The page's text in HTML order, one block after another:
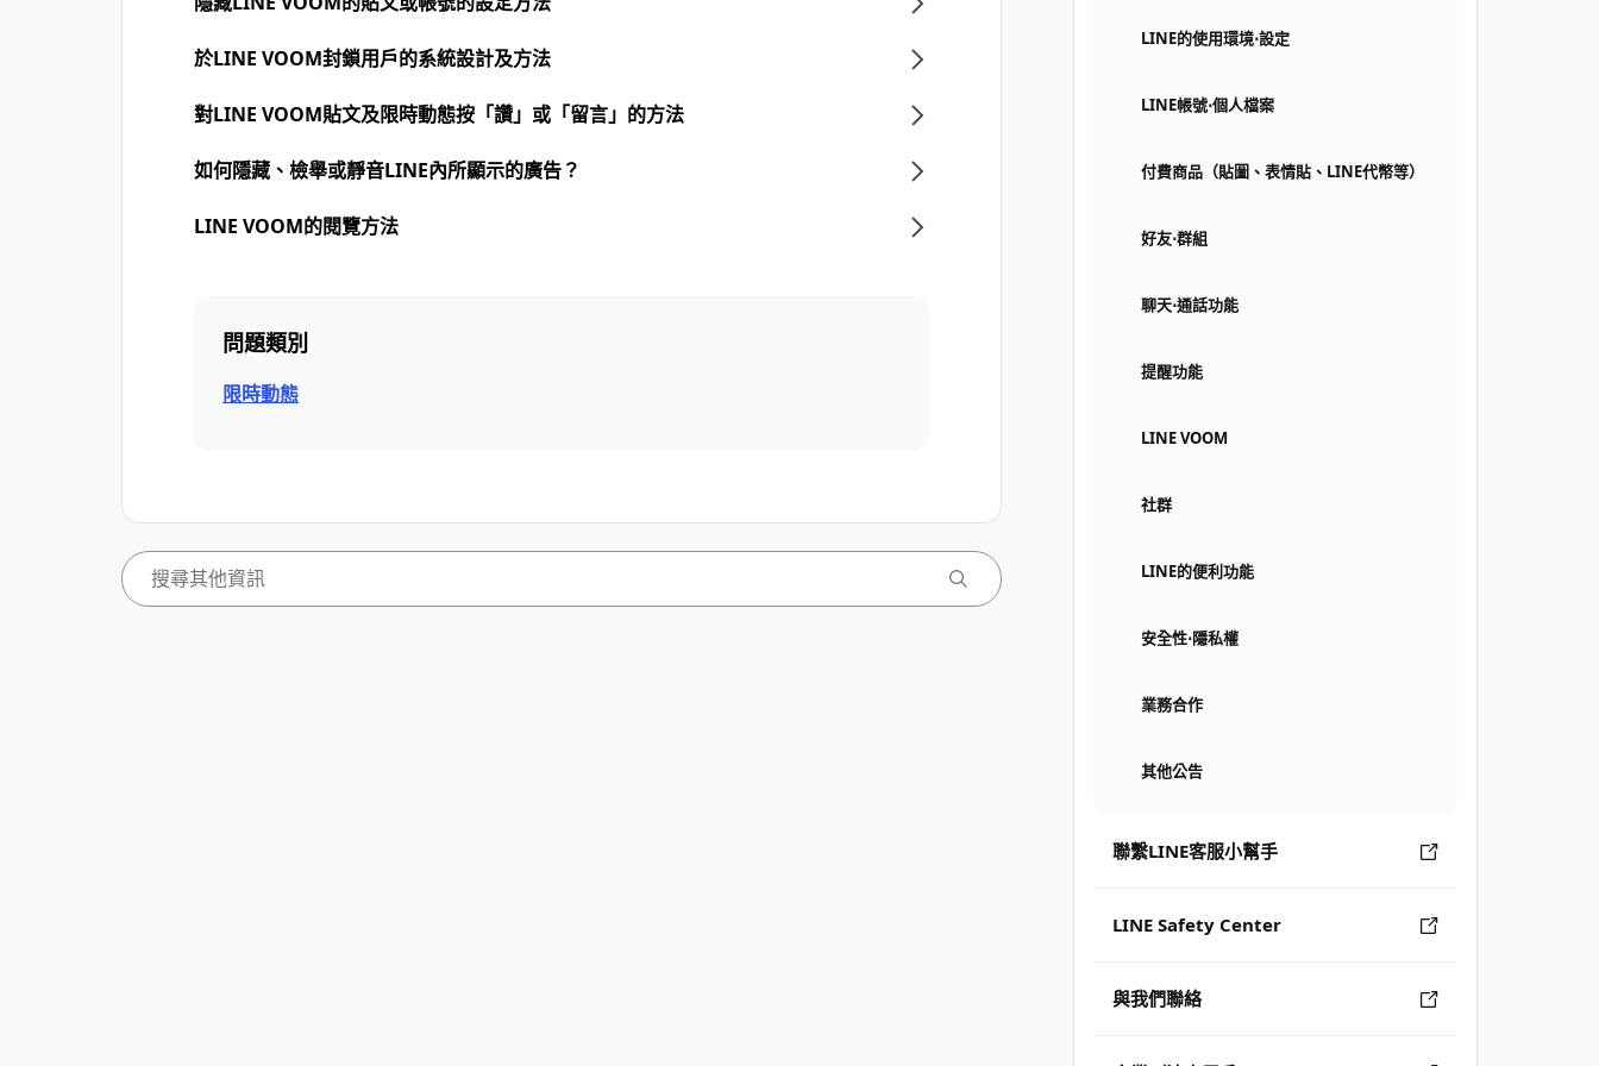
LINE的使用環境⋅設定
LINE帳號⋅個人檔案
付費商品（貼圖、表情貼、LINE代幣等）
好友⋅群組
聊天⋅通話功能
提醒功能
LINE VOOM
社群
LINE的便利功能
安全性⋅隱私權
業務合作
其他公告
聯繫LINE客服小幫手
LINE Safety Center
與我們聯絡
於LINE VOOM封鎖用戶的系統設計及方法
對LINE VOOM貼文及限時動態按「讚」或「留言」的方法
如何隱藏、檢舉或靜音LINE內所顯示的廣告？
LINE VOOM的閱覽方法
問題類別
限時動態